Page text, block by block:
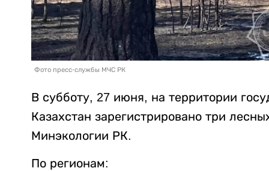
Фото пресс-службы МЧС РК
В субботу, 27 июня, на территории
Казахстан зарегистрировано три
Минэкологии РК.
По регионам: